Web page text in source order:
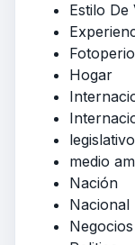
Estilo De
Hogar
legislativo
medio
Nación
Nacional
Negocios